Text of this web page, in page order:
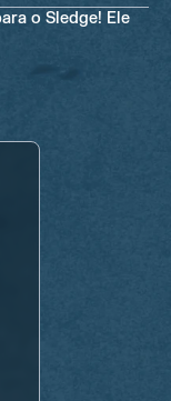
o Sledge! Ele